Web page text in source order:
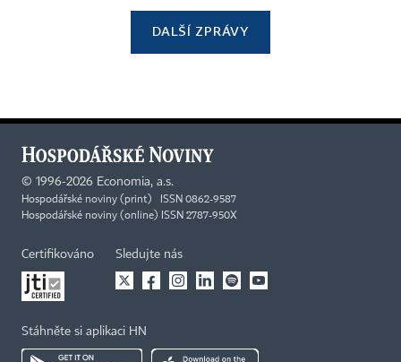
DALŠÍ ZPRÁVY
© 1996-2026 Economia, a.s.
Hospodářské noviny (print) ISSN 0862-9587
Hospodářské noviny (online) ISSN 2787-950X
Certifikováno Sledujte nás
Stáhněte si aplikaci HN